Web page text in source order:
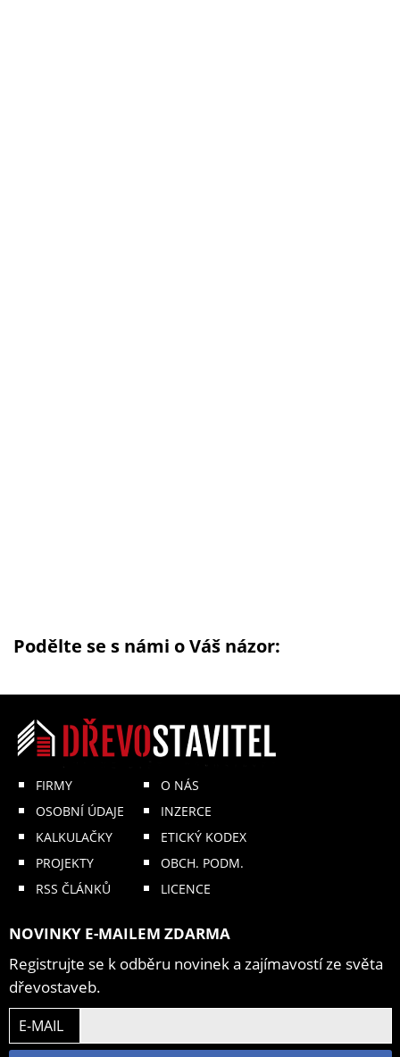
Podělte se s námi o Váš názor:
FIRMY
OSOBNÍ ÚDAJE
KALKULAČKY
PROJEKTY
RSS ČLÁNKŮ
O NÁS
INZERCE
ETICKÝ KODEX
OBCH. PODM.
LICENCE
NOVINKY E-MAILEM ZDARMA
Registrujte se k odběru novinek a zajímavostí ze světa
dřevostaveb.
E-MAIL